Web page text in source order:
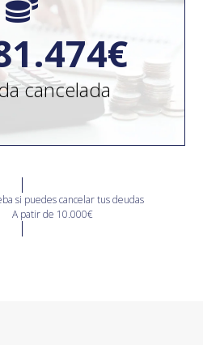
€
cancelada
si puedes cancelar tus deudas
A patir de 10.000€